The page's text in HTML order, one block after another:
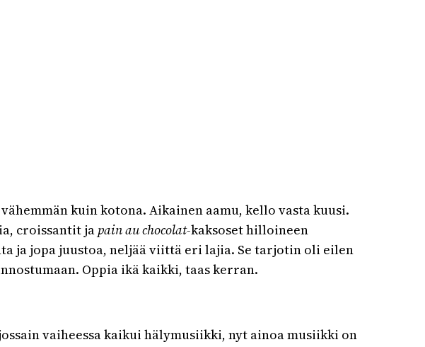
kuin kotona. Aikainen aamu, kello vasta kuusi.
croissantit japain au chocolat-kaksoset hilloineen
ja jopa juustoa, neljää viittä eri lajia. Se tarjotin oli eilen
Oppia ikä kaikki, taas kerran.
vaiheessa kaikui hälymusiikki, nyt ainoa musiikki on